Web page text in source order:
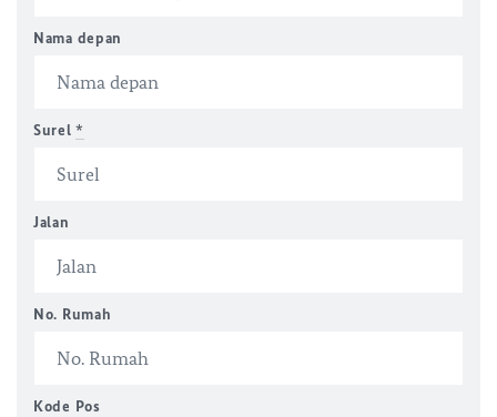
Nama depan
Surel*
Jalan
No. Rumah
Kode Pos